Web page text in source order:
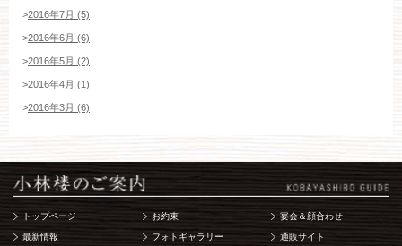
>2016年7月 (5)
>2016年6月 (6)
>2016年5月 (2)
>2016年4月 (1)
>2016年3月 (6)
トップページ
最新情報
お約束
フォトギャラリー
宴会＆顔合わせ
通販サイト